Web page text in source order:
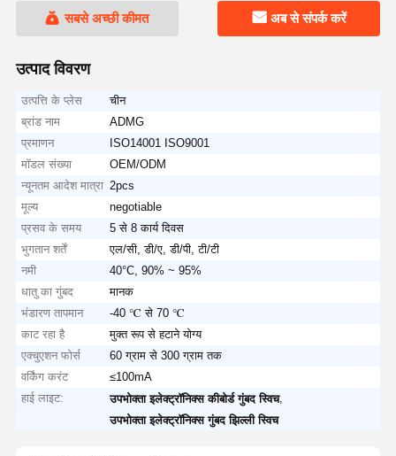
सबसे अच्छी कीमत अब से संपर्क करें
उत्पाद विवरण
उत्पत्ति के प्लेस
चीन
ब्रांड नाम
ADMG
प्रमाणन
ISO14001 ISO9001
मॉडल संख्या
OEM/ODM
न्यूनतम आदेश मात्रा 2pcs
मूल्य
negotiable
प्रसव के समय
5 से 8 कार्य दिवस
भुगतान शर्तें
एल/सी, डी/ए, डी/पी, टी/टी
नमी
40°C, 90% ~ 95%
धातु का गुंबद
मानक
भंडारण तापमान
-40 ℃ से 70 ℃
काट रहा है
मुक्त रूप से हटाने योग्य
एक्चुएशन फोर्स
60 ग्राम से 300 ग्राम तक
वर्किंग करंट
≤100mA
हाई लाइट:
उपभोक्ता इलेक्ट्रॉनिक्स कीबोर्ड गुंबद स्विच,
उपभोक्ता इलेक्ट्रॉनिक्स गुंबद झिल्ली स्विच